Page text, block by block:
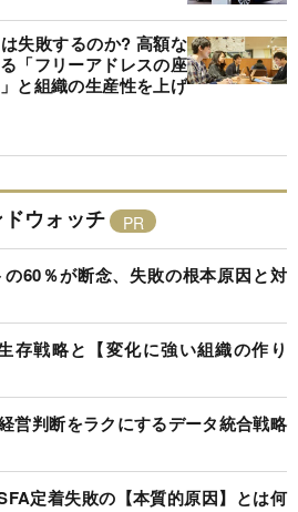
失敗するのか? 高額な
「フリーアドレスの座
と組織の生産性を上げ
ドウォッチ
の60％が断念、失敗の根本原因と対
存戦略と【変化に強い組織の作り
営判断をラクにするデータ統合戦略
定着失敗の【本質的原因】とは何